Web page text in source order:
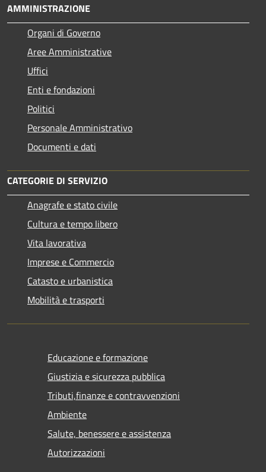
AMMINISTRAZIONE
Organi di Governo
Aree Amministrative
Uffici
Enti e fondazioni
Politici
Personale Amministrativo
Documenti e dati
CATEGORIE DI SERVIZIO
Anagrafe e stato civile
Cultura e tempo libero
Vita lavorativa
Imprese e Commercio
Catasto e urbanistica
Mobilità e trasporti
Educazione e formazione
Giustizia e sicurezza pubblica
Tributi,finanze e contravvenzioni
Ambiente
Salute, benessere e assistenza
Autorizzazioni